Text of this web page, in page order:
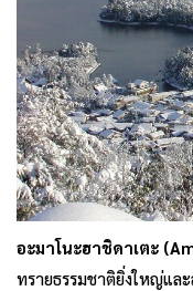
อะมาโนะฮาชิดาเตะ
ทรายธรรมชาติยิ่งใหญ่แล